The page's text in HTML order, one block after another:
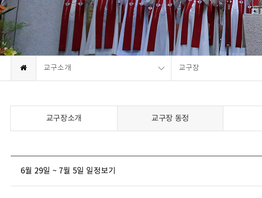
교구소개 교구장
교구장소개 교구장 동정
6월 29일 ~ 7월 5일 일정보기